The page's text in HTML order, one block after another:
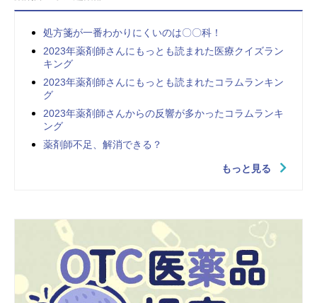
処方箋が一番わかりにくいのは〇〇科！
2023年薬剤師さんにもっとも読まれた医療クイズラン
キング
2023年薬剤師さんにもっとも読まれたコラムランキン
グ
2023年薬剤師さんからの反響が多かったコラムランキ
ング
薬剤師不足、解消できる？
もっと見る